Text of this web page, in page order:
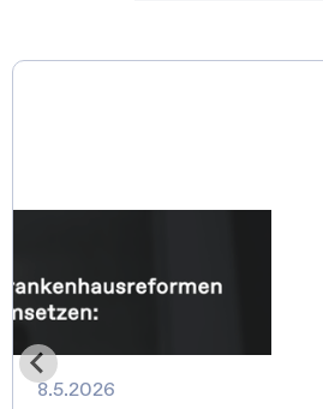
8.5.2026